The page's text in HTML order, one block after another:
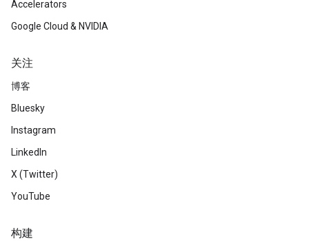
Accelerators
Google Cloud & NVIDIA
关注
博客
Bluesky
Instagram
LinkedIn
X (Twitter)
YouTube
构建